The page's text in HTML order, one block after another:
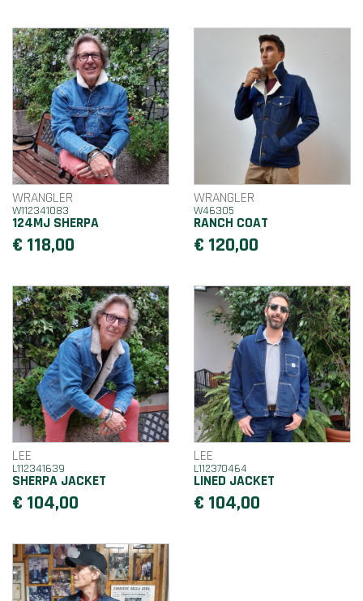
WRANGLER
W112341083
124MJ SHERPA
€ 118,00
WRANGLER
W46305
RANCH COAT
€ 120,00
LEE
L112341639
SHERPA JACKET
€ 104,00
LEE
L112370464
LINED JACKET
€ 104,00